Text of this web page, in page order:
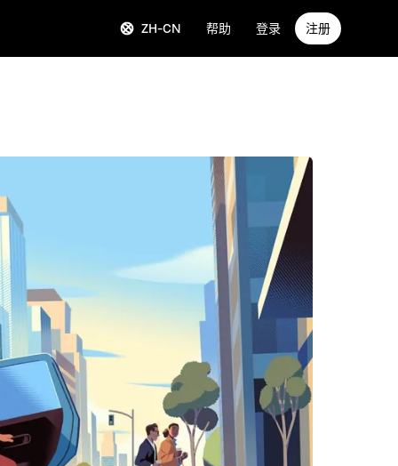
ZH-CN 帮助 登录 注册